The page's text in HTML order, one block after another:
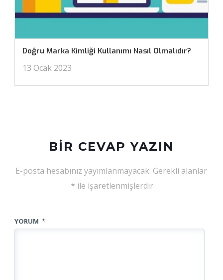
Doğru Marka Kimliği Kullanımı Nasıl Olmalıdır?
13 Ocak 2023
BIR CEVAP YAZIN
E-posta hesabınız yayımlanmayacak. Gerekli alanlar
* ile işaretlenmişlerdir
YORUM *